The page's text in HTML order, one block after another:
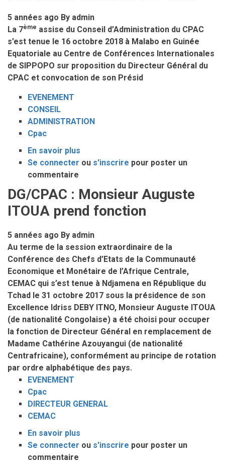
pesticides
en
cultures
maraîchères
5 années ago By admin
La 7ème assise du Conseil d’Administration du CPAC
s’est tenue le 16 octobre 2018 à Malabo en Guinée
Equatoriale au Centre de Conférences Internationales
de SIPPOPO sur proposition du Directeur Général du
CPAC et convocation de son Présid
EVENEMENT
CONSEIL
ADMINISTRATION
Cpac
En savoir plus
SEPTIEME
ORDINAIRE
DU
CONSEIL
DU
CPAC
Se connecter ou s'inscrire pour poster un
commentaire
DG/CPAC : Monsieur Auguste
ITOUA prend fonction
5 années ago By admin
Au terme de la session extraordinaire de la
Conférence des Chefs d’Etats de la Communauté
Economique et Monétaire de l’Afrique Centrale,
CEMAC qui s’est tenue à Ndjamena en République du
Tchad le 31 octobre 2017 sous la présidence de son
Excellence Idriss DEBY ITNO, Monsieur Auguste ITOUA
(de nationalité Congolaise) a été choisi pour occuper
la fonction de Directeur Général en remplacement de
Madame Cathérine Azouyangui (de nationalité
Centrafricaine), conformément au principe de rotation
par ordre alphabétique des pays.
EVENEMENT
Cpac
DIRECTEUR GENERAL
CEMAC
En savoir plus
DG/CPAC
Se connecter ou s'inscrire pour poster un
commentaire